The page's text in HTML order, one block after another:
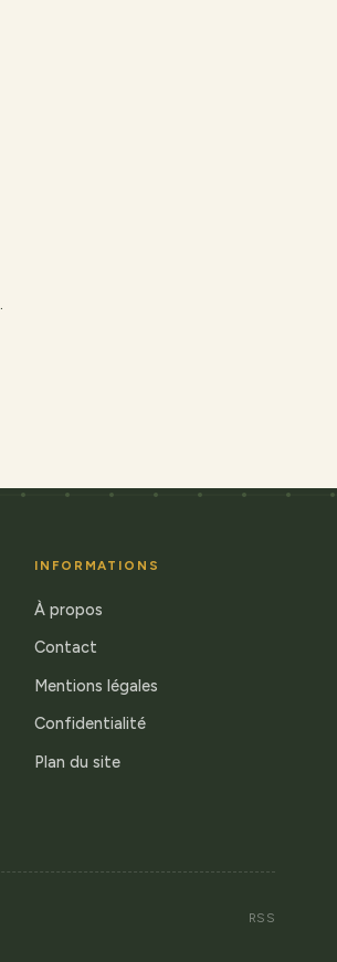
INFORMATIONS
À propos
Contact
Mentions légales
Confidentialité
Plan du site
RSS